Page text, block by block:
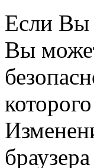
Если Вы
Вы